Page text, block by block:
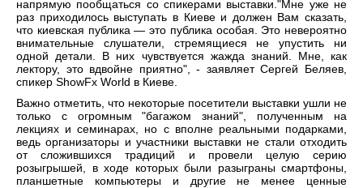
напрямую пообщаться со спикерами выставки."Мне уже не
раз приходилось выступать в Киеве и должен Вам сказать,
что киевская публика — это публика особая. Это невероятно
внимательные слушатели, стремящиеся не упустить ни
одной детали. В них чувствуется жажда знаний. Мне, как
лектору, это вдвойне приятно", - заявляет Сергей Беляев,
спикер ShowFx World в Киеве.
Важно отметить, что некоторые посетители выставки ушли не
только с огромным "багажом знаний", полученным на
лекциях и семинарах, но с вполне реальными подарками,
ведь организаторы и участники выставки не стали отходить
от сложившихся традиций и провели целую серию
розыгрышей, в ходе которых были разыграны смартфоны,
планшетные компьютеры и другие не менее ценные